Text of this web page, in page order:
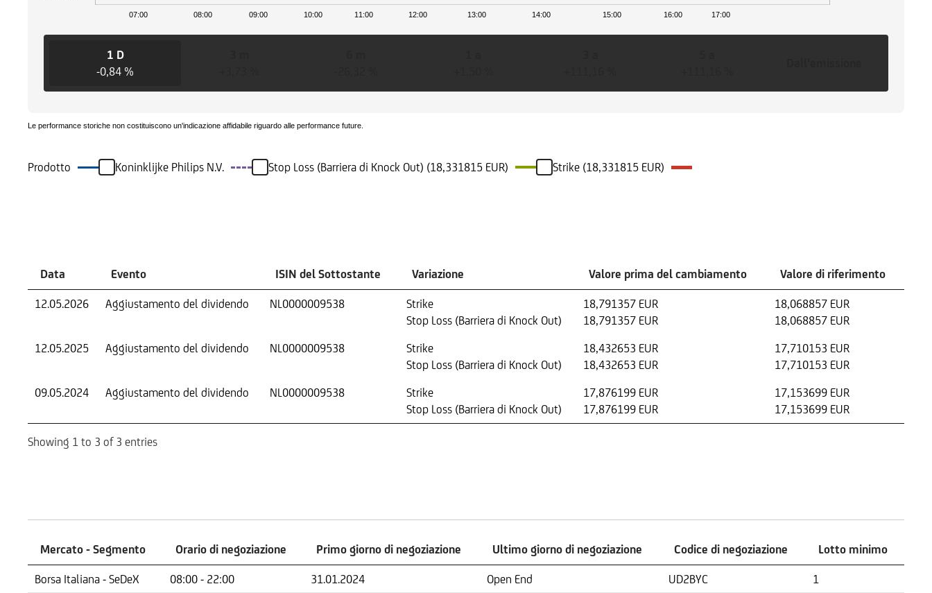
07:00 08:00 09:00 10:00 11:00 12:00 13:00 14:00 15:00 16:00 17:00
1 D
-0,84 %
Le performance storiche non costituiscono un'indicazione affidabile riguardo alle performance future.
Prodotto Koninklijke Philips N.V. Stop Loss (Barriera di Knock Out) (18,331815 EUR) Strike (18,331815 EUR)
Data Evento ISIN del Sottostante Variazione Valore prima del cambiamento Valore di riferimento
12.05.2026 Aggiustamento del dividendo NL0000009538
Strike
Stop Loss (Barriera di Knock Out)
18,791357 EUR
18,791357 EUR
18,068857 EUR
18,068857 EUR
12.05.2025
Aggiustamento del dividendo NL0000009538
Strike
Stop Loss (Barriera di Knock Out)
18,432653 EUR
18,432653 EUR
17,710153 EUR
17,710153 EUR
09.05.2024
Aggiustamento del dividendo NL0000009538
Strike
Stop Loss (Barriera di Knock Out)
17,876199 EUR
17,876199 EUR
17,153699 EUR
17,153699 EUR
Showing 1 to 3 of 3 entries
Mercato - Segmento Orario di negoziazione Primo giorno di negoziazione Ultimo giorno di negoziazione Codice di negoziazione
Lotto minimo
Mercato - Segmento
Orario di negoziazione Primo giorno di negoziazione Ultimo giorno di negoziazione Codice di negoziazione
Borsa Italiana - SeDeX 08:00 - 22:00 31.01.2024 Open End UD2BYC 1